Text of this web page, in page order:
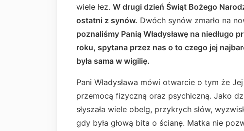
wiele łez. W drugi dzień Świąt Bożego
ostatni z synów. Dwóch synów zmarło na
poznaliśmy Panią Władysławę na niedługo
roku, spytana przez nas o to czego jej
była sama w wigilię.
Pani Władysława mówi otwarcie o tym że
przemocą fizyczną oraz psychiczną. Jako
słyszała wiele obelg, przykrych słów,
gdy była głową bita o ścianę. Matka nie